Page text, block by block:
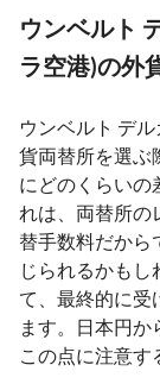
ウンベルト
ラ空港)の外
ウンベルト デ
貨両替所を選ぶ
にどのくらいの
れは、両替所の
替手数料だから
じられるかも
て、最終的に受
ます。日本円か
この点に注意す